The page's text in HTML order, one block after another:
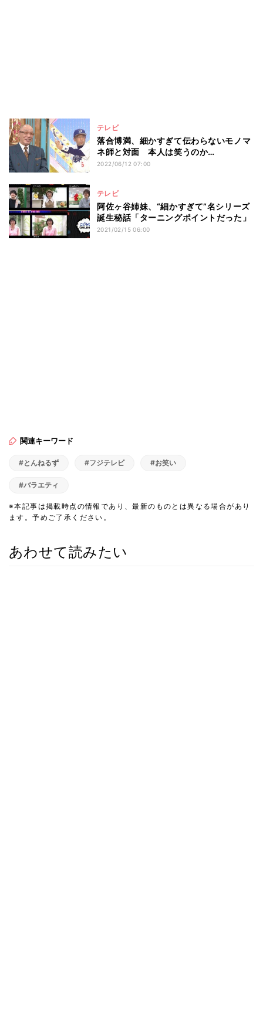
テレビ
落合博満、細かすぎて伝わらないモノマ
ネ師と対面 本人は笑うのか…
2022/06/12 07:00
テレビ
阿佐ヶ谷姉妹、“細かすぎて”名シリーズ
誕生秘話「ターニングポイントだった」
2021/02/15 06:00
関連キーワード
#とんねるず #フジテレビ #お笑い
#バラエティ
※本記事は掲載時点の情報であり、最新のものとは異なる場合があり
ます。予めご了承ください。
あわせて読みたい